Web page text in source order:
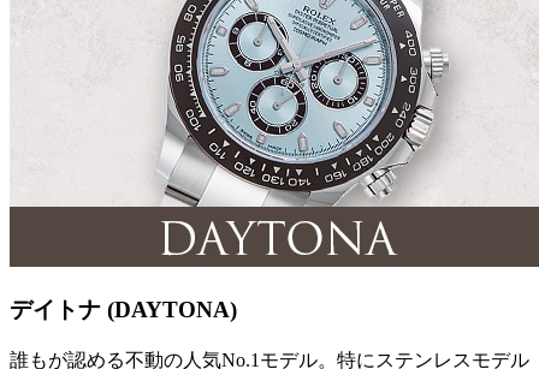
デイトナ (DAYTONA)
誰もが認める不動の人気No.1モデル。特にステンレスモデル